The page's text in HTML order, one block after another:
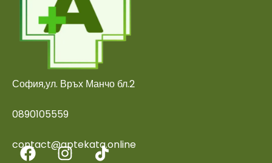
София,ул. Връх Манчо бл.2
0890105559
contact@aptekata.online